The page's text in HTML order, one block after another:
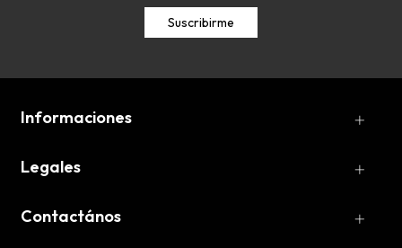
Informaciones
Legales
Contactános